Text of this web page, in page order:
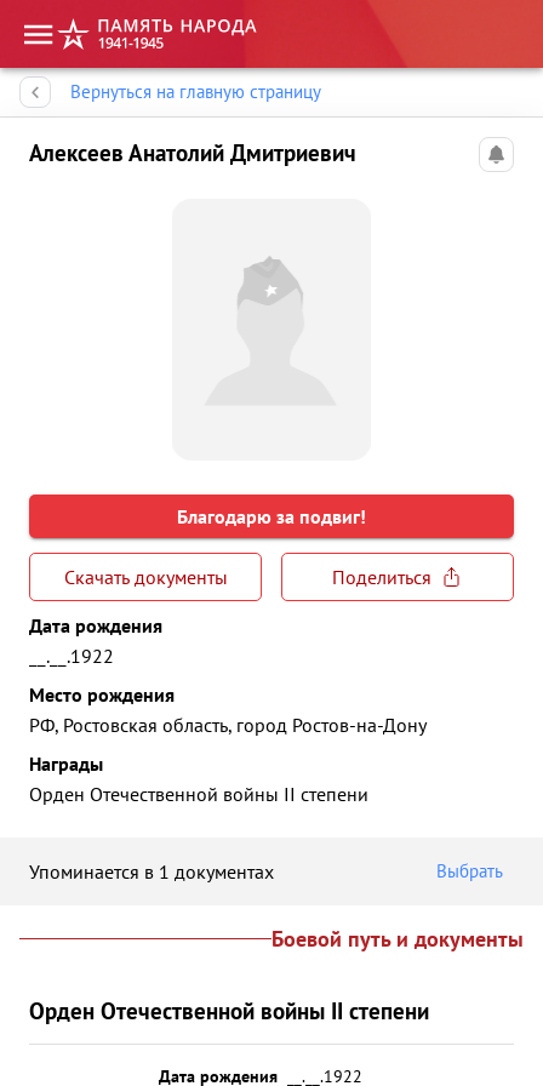
Вернуться на главную страницу
Алексеев Анатолий Дмитриевич
Благодарю за подвиг!
Скачать документы
Поделиться
Дата рождения
__.__.1922
Место рождения
РФ, Ростовская область, город Ростов-на-Дону
Награды
Орден Отечественной войны II степени
Упоминается в 1 документах Выбрать
Боевой путь и документы
Орден Отечественной войны II степени
Дата рождения __.__.1922
Память народа